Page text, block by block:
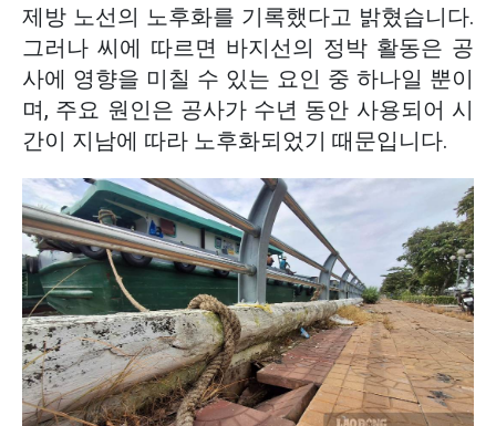
제방 노선의 노후화를 기록했다고 밝혔습니다.
그러나 씨에 따르면 바지선의 정박 활동은 공
사에 영향을 미칠 수 있는 요인 중 하나일 뿐이
며, 주요 원인은 공사가 수년 동안 사용되어 시
간이 지남에 따라 노후화되었기 때문입니다.